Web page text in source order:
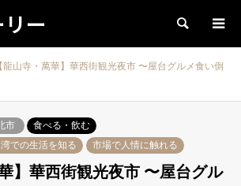
ー 検索
【龍山寺・萬華】華西街観光夜市 〜屋台グルメ食い倒
市
食べる・飲む
での生活を知る 市場で人情に触れる
】華西街観光夜市 〜屋台グル